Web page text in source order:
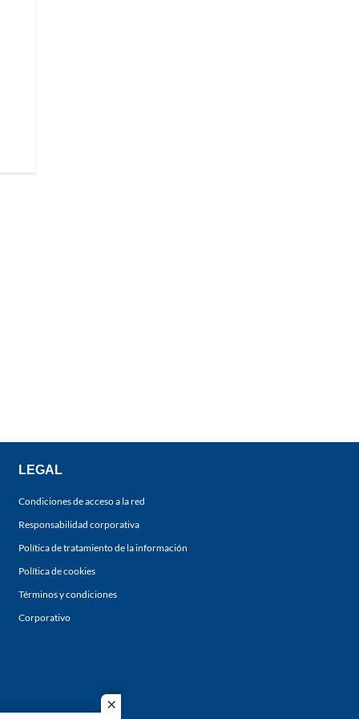
close
LEGAL
Condiciones de acceso a la red
Responsabilidad corporativa
Política de tratamiento de la información
Política de cookies
Términos y condiciones
Corporativo